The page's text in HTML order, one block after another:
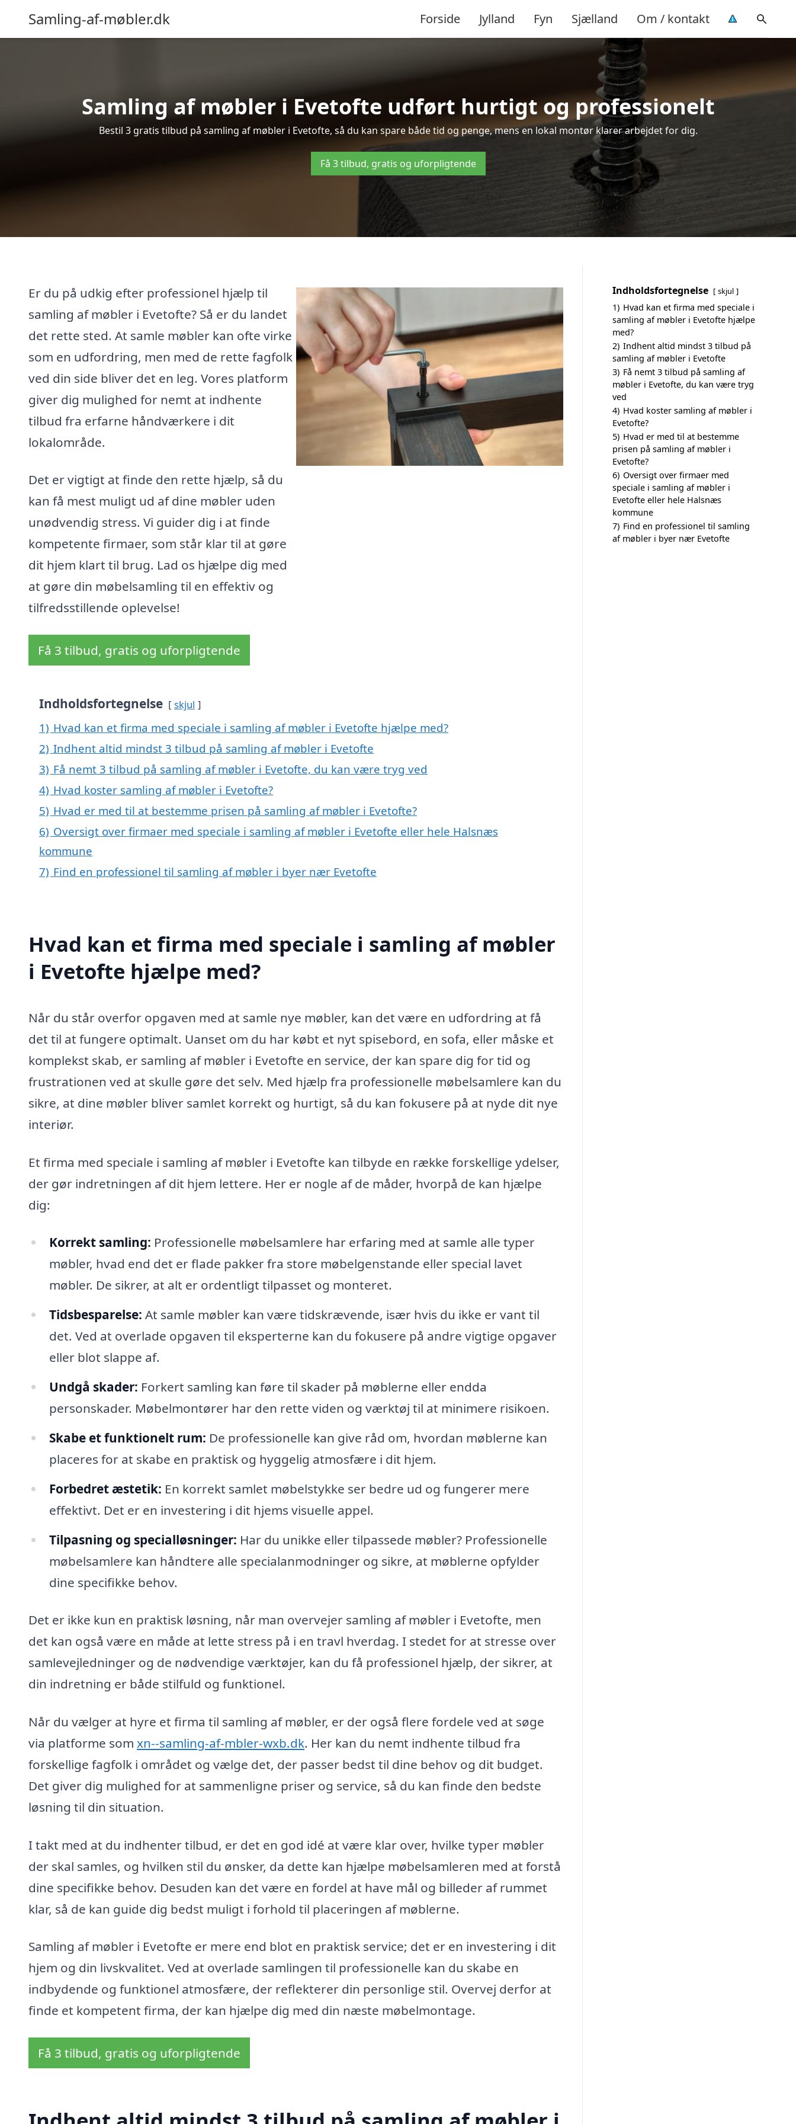
Samling-af-møbler.dk Forside Jylland Fyn Sjælland Om / kontakt
Samling af møbler i Evetofte udført hurtigt og professionelt
Bestil 3 gratis tilbud på samling af møbler i Evetofte, så du kan spare både tid og penge, mens en lokal montør klarer arbejdet for dig.
Få 3 tilbud, gratis og uforpligtende
Er du på udkig efter professionel hjælp til
samling af møbler i Evetofte? Så er du landet
det rette sted. At samle møbler kan ofte virke
som en udfordring, men med de rette fagfolk
ved din side bliver det en leg. Vores platform
giver dig mulighed for nemt at indhente
tilbud fra erfarne håndværkere i dit
lokalområde.
Det er vigtigt at finde den rette hjælp, så du
kan få mest muligt ud af dine møbler uden
unødvendig stress. Vi guider dig i at finde
kompetente firmaer, som står klar til at gøre
dit hjem klart til brug. Lad os hjælpe dig med
at gøre din møbelsamling til en effektiv og
tilfredsstillende oplevelse!
Få 3 tilbud, gratis og uforpligtende
Indholdsfortegnelse skjul
1) Hvad kan et firma med speciale i samling af møbler i Evetofte hjælpe med?
2) Indhent altid mindst 3 tilbud på samling af møbler i Evetofte
3) Få nemt 3 tilbud på samling af møbler i Evetofte, du kan være tryg ved
4) Hvad koster samling af møbler i Evetofte?
5) Hvad er med til at bestemme prisen på samling af møbler i Evetofte?
6) Oversigt over firmaer med speciale i samling af møbler i Evetofte eller hele Halsnæs
kommune
7) Find en professionel til samling af møbler i byer nær Evetofte
Hvad kan et firma med speciale i samling af møbler
i Evetofte hjælpe med?
Når du står overfor opgaven med at samle nye møbler, kan det være en udfordring at få
det til at fungere optimalt. Uanset om du har købt et nyt spisebord, en sofa, eller måske et
komplekst skab, er samling af møbler i Evetofte en service, der kan spare dig for tid og
frustrationen ved at skulle gøre det selv. Med hjælp fra professionelle møbelsamlere kan du
sikre, at dine møbler bliver samlet korrekt og hurtigt, så du kan fokusere på at nyde dit nye
interiør.
Et firma med speciale i samling af møbler i Evetofte kan tilbyde en række forskellige ydelser,
der gør indretningen af dit hjem lettere. Her er nogle af de måder, hvorpå de kan hjælpe
dig:
Korrekt samling: Professionelle møbelsamlere har erfaring med at samle alle typer
møbler, hvad end det er flade pakker fra store møbelgenstande eller special lavet
møbler. De sikrer, at alt er ordentligt tilpasset og monteret.
Tidsbesparelse: At samle møbler kan være tidskrævende, især hvis du ikke er vant til
det. Ved at overlade opgaven til eksperterne kan du fokusere på andre vigtige opgaver
eller blot slappe af.
Undgå skader: Forkert samling kan føre til skader på møblerne eller endda
personskader. Møbelmontører har den rette viden og værktøj til at minimere risikoen.
Skabe et funktionelt rum: De professionelle kan give råd om, hvordan møblerne kan
placeres for at skabe en praktisk og hyggelig atmosfære i dit hjem.
Forbedret æstetik: En korrekt samlet møbelstykke ser bedre ud og fungerer mere
effektivt. Det er en investering i dit hjems visuelle appel.
Tilpasning og specialløsninger: Har du unikke eller tilpassede møbler? Professionelle
møbelsamlere kan håndtere alle specialanmodninger og sikre, at møblerne opfylder
dine specifikke behov.
Det er ikke kun en praktisk løsning, når man overvejer samling af møbler i Evetofte, men
det kan også være en måde at lette stress på i en travl hverdag. I stedet for at stresse over
samlevejledninger og de nødvendige værktøjer, kan du få professionel hjælp, der sikrer, at
din indretning er både stilfuld og funktionel.
Når du vælger at hyre et firma til samling af møbler, er der også flere fordele ved at søge
via platforme som xn--samling-af-mbler-wxb.dk. Her kan du nemt indhente tilbud fra
forskellige fagfolk i området og vælge det, der passer bedst til dine behov og dit budget.
Det giver dig mulighed for at sammenligne priser og service, så du kan finde den bedste
løsning til din situation.
I takt med at du indhenter tilbud, er det en god idé at være klar over, hvilke typer møbler
der skal samles, og hvilken stil du ønsker, da dette kan hjælpe møbelsamleren med at forstå
dine specifikke behov. Desuden kan det være en fordel at have mål og billeder af rummet
klar, så de kan guide dig bedst muligt i forhold til placeringen af møblerne.
Samling af møbler i Evetofte er mere end blot en praktisk service; det er en investering i dit
hjem og din livskvalitet. Ved at overlade samlingen til professionelle kan du skabe en
indbydende og funktionel atmosfære, der reflekterer din personlige stil. Overvej derfor at
finde et kompetent firma, der kan hjælpe dig med din næste møbelmontage.
Få 3 tilbud, gratis og uforpligtende
Indholdsfortegnelse skjul
1) Hvad kan et firma med speciale i
samling af møbler i Evetofte hjælpe
med?
2) Indhent altid mindst 3 tilbud på
samling af møbler i Evetofte
3) Få nemt 3 tilbud på samling af
møbler i Evetofte, du kan være tryg
ved
4) Hvad koster samling af møbler i
Evetofte?
5) Hvad er med til at bestemme
prisen på samling af møbler i
Evetofte?
6) Oversigt over firmaer med
speciale i samling af møbler i
Evetofte eller hele Halsnæs
kommune
7) Find en professionel til samling
af møbler i byer nær Evetofte